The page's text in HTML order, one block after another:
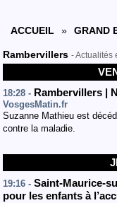
ACCUEIL » GRAND
Rambervillers - Actualités
18:28 - Rambervillers |
VosgesMatin.fr
Suzanne Mathieu est
contre la maladie.
19:16 - Saint-Maurice-
pour les enfants à